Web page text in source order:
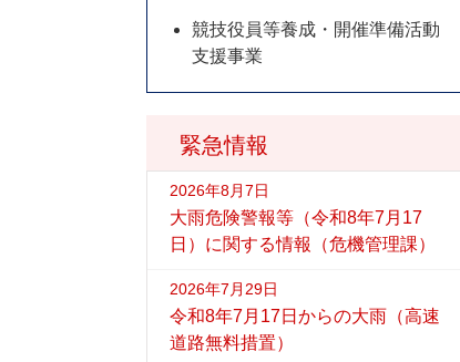
緊急情報
2026年8月7日
大雨危険警報等（令和8年7月17
日）に関する情報（危機管理課）
2026年7月29日
令和8年7月17日からの大雨（高速
道路無料措置）
競技役員等養成・開催準備活動
支援事業